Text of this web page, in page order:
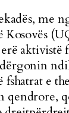
me
Kosovës
aktivistë
e
qendrore,